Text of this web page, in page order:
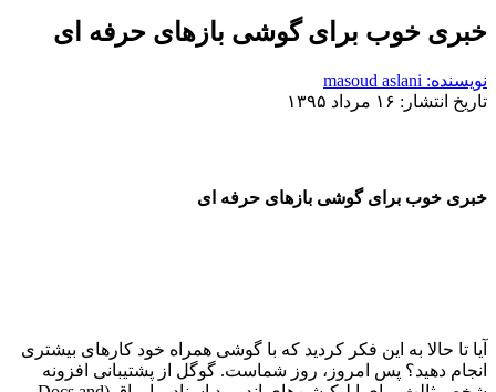
خبری خوب برای گوشی بازهای حرفه ای
نویسنده: masoud aslani
تاریخ انتشار: ۱۶ مرداد ۱۳۹۵
خبری خوب برای گوشی بازهای حرفه ای
آیا تا حالا به این فکر کردید که با گوشی همراه خود کارهای بیشتری
انجام دهید؟ پس امروز، روز شماست. گوگل از پشتیبانی افزونه‌